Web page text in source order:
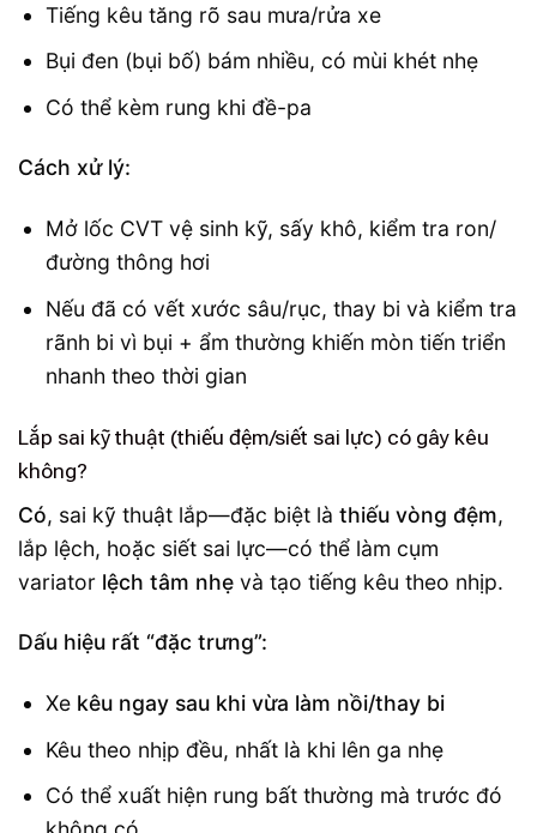
Tiếng kêu tăng rõ sau mưa/rửa xe
Bụi đen (bụi bố) bám nhiều, có mùi khét nhẹ
Có thể kèm rung khi đề-pa
Cách xử lý:
Mở lốc CVT vệ sinh kỹ, sấy khô, kiểm tra ron/
đường thông hơi
Nếu đã có vết xước sâu/rục, thay bi và kiểm tra
rãnh bi vì bụi + ẩm thường khiến mòn tiến triển
nhanh theo thời gian
Lắp sai kỹ thuật (thiếu đệm/siết sai lực) có gây kêu
không?
Có, sai kỹ thuật lắp—đặc biệt là thiếu vòng đệm,
lắp lệch, hoặc siết sai lực—có thể làm cụm
variator lệch tâm nhẹ và tạo tiếng kêu theo nhịp.
Dấu hiệu rất “đặc trưng”:
Xe kêu ngay sau khi vừa làm nồi/thay bi
Kêu theo nhịp đều, nhất là khi lên ga nhẹ
Có thể xuất hiện rung bất thường mà trước đó